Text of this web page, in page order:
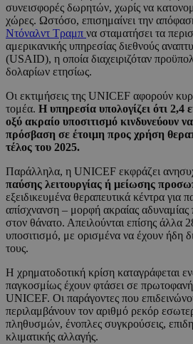
συνεισφορές δωρητών, χωρίς να
χώρες. Ωστόσο, επισημαίνει την
Ντόναλντ Τραμπ να σταματήσει τα
αμερικανικής υπηρεσίας διεθνούς
(USAID), η οποία διαχειριζόταν
δολαρίων ετησίως.
Οι εκτιμήσεις της UNICEF αφορούν
τομέα. Η υπηρεσία υπολογίζει ότι 2,4
οξύ ακραίο υποσιτισμό κινδυνεύουν
πρόσβαση σε έτοιμη προς χρήση
τέλος του 2025.
Παράλληλα, η UNICEF εκφράζει
παύσης λειτουργίας ή μείωσης
εξειδικευμένα θεραπευτικά κέντρα για
απίσχνανση – μορφή ακραίας αδυναμίας
στον θάνατο. Απειλούνται επίσης άλλα
υποσιτισμό, με ορισμένα να έχουν ήδη
τους.
Η χρηματοδοτική κρίση καταγράφεται
παγκοσμίως έχουν φτάσει σε
UNICEF. Οι παράγοντες που
περιλαμβάνουν τον αριθμό ρεκόρ
πληθυσμών, ένοπλες συγκρούσεις,
κλιματικής αλλαγής.